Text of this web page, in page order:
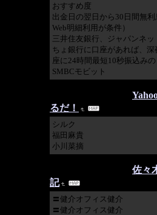
おすすめ度
出金日の翌日から30日間無
Web明細利用が条件）
三井住友銀行、ジャパンネッ
ちょ銀行に口座があれば、
座に24時間最短10秒振込み
SMBCモビット
るだ！
シルク
福田麻貴
小川菜摘
佐々
記
〓健介オフィス健介
〓健介オフィス健介